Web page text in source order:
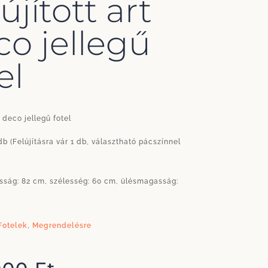
art
jellegű
jellegű fotel
(Felújításra vár 1 db, választható pácszínnel
82 cm, szélesség: 60 cm, ülésmagasság:
Megrendelésre